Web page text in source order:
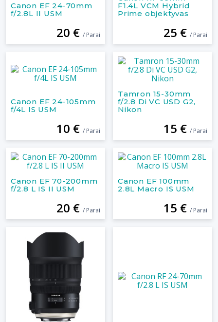
Canon EF 24-70mm
f/2.8L II USM
20 € / Parai
F1.4L VCM Hybrid
Prime objektyvas
25 € / Parai
Canon EF 24-105mm
f/4L IS USM
10 € / Parai
Tamron 15-30mm
f/2.8 Di VC USD G2,
Nikon
15 € / Parai
Canon EF 70-200mm
f/2.8 L IS II USM
20 € / Parai
Canon EF 100mm
2.8L Macro IS USM
15 € / Parai